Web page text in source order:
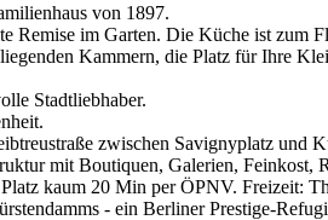
von 1897.
Remise im Garten. Die Küche ist zum
Kammern, die Platz für Ihre
Stadtliebhaber.
zwischen Savignyplatz und
mit Boutiquen, Galerien, Feinkost,
kaum 20 Min per ÖPNV. Freizeit:
- ein Berliner Prestige-